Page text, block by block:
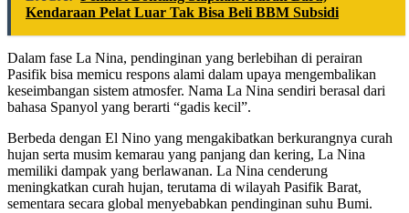
Kendaraan Pelat Luar Tak Bisa Beli BBM Subsidi
Dalam fase La Nina, pendinginan yang berlebihan di perairan
Pasifik bisa memicu respons alami dalam upaya mengembalikan
keseimbangan sistem atmosfer. Nama La Nina sendiri berasal dari
bahasa Spanyol yang berarti “gadis kecil”.
Berbeda dengan El Nino yang mengakibatkan berkurangnya curah
hujan serta musim kemarau yang panjang dan kering, La Nina
memiliki dampak yang berlawanan. La Nina cenderung
meningkatkan curah hujan, terutama di wilayah Pasifik Barat,
sementara secara global menyebabkan pendinginan suhu Bumi.